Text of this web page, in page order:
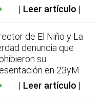
Leer artículo
de El Niño y La
denuncia que
su
en 23yM
Leer artículo